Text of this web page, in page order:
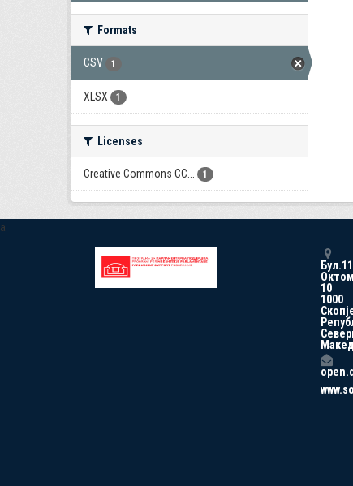
Formats
CSV 1
XLSX 1
Licenses
Creative Commons CC... 1
a
Бул.11
10
1000